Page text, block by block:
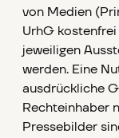
von Medien
UrhG
jeweiligen
werden. Eine
ausdrückliche
Rechteinhaber
Pressebilder